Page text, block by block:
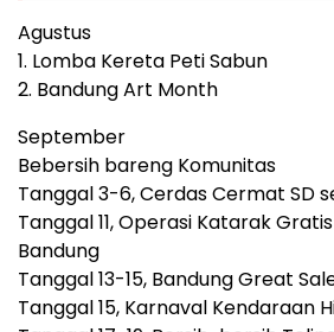
Agustus
1. Lomba Kereta Peti Sabun
2. Bandung Art Month
September
Bebersih bareng Komunitas
Tanggal 3-6, Cerdas Cermat SD
Tanggal 11, Operasi Katarak
Bandung
Tanggal 13-15, Bandung Great
Tanggal 15, Karnaval Kendaraan